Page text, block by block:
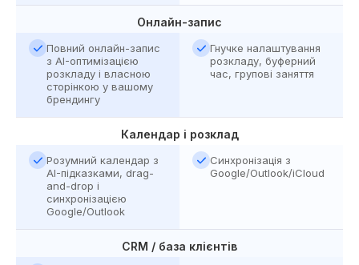
Онлайн-запис
Повний онлайн-запис
з AI-оптимізацією
розкладу і власною
сторінкою у вашому
брендингу
Гнучке налаштування
розкладу, буферний
час, групові заняття
Календар і розклад
Розумний календар з
AI-підказками, drag-
and-drop і
синхронізацією
Google/Outlook
Синхронізація з
Google/Outlook/iCloud
CRM / база клієнтів